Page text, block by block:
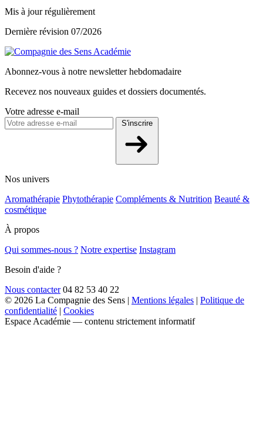
Mis à jour régulièrement
Dernière révision 07/2026
Abonnez-vous à notre newsletter hebdomadaire
Recevez nos nouveaux guides et dossiers documentés.
Votre adresse e-mail
S'inscrire
Nos univers
Aromathérapie Phytothérapie Compléments & Nutrition Beauté &
cosmétique
À propos
Qui sommes-nous ? Notre expertise Instagram
Besoin d'aide ?
Nous contacter 04 82 53 40 22
© 2026 La Compagnie des Sens | Mentions légales | Politique de
confidentialité | Cookies
Espace Académie — contenu strictement informatif